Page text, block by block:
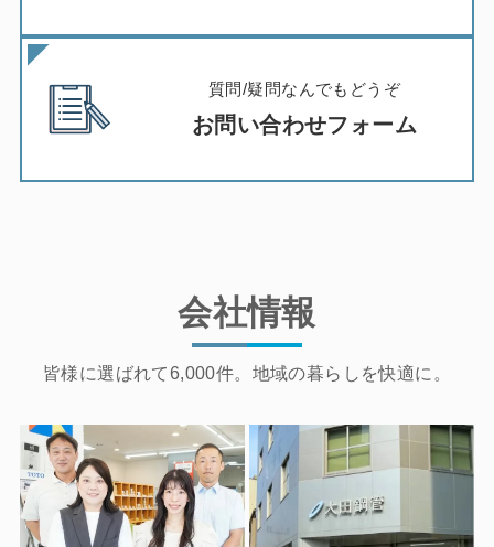
質問/疑問なんでもどうぞ
お問い合わせフォーム
会社情報
皆様に選ばれて6,000件。地域の暮らしを快適に。